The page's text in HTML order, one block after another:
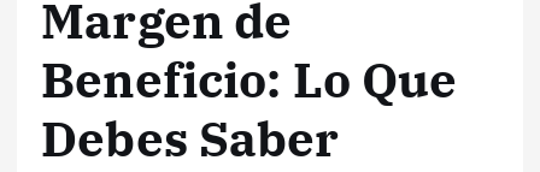
Margen de
Beneficio: Lo Que
Debes Saber